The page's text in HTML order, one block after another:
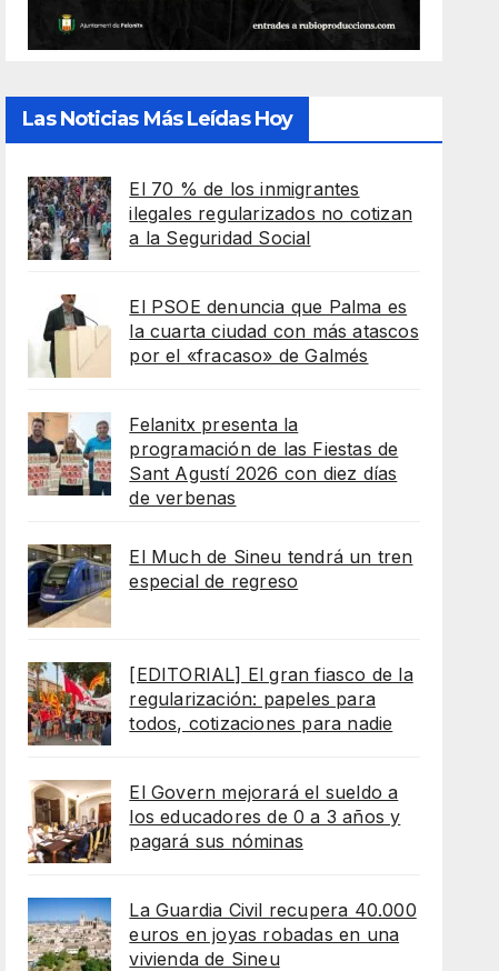
Las Noticias Más Leídas Hoy
El 70 % de los inmigrantes
ilegales regularizados no cotizan
a la Seguridad Social
El PSOE denuncia que Palma es
la cuarta ciudad con más atascos
por el «fracaso» de Galmés
Felanitx presenta la
programación de las Fiestas de
Sant Agustí 2026 con diez días
de verbenas
El Much de Sineu tendrá un tren
especial de regreso
[EDITORIAL] El gran fiasco de la
regularización: papeles para
todos, cotizaciones para nadie
El Govern mejorará el sueldo a
los educadores de 0 a 3 años y
pagará sus nóminas
La Guardia Civil recupera 40.000
euros en joyas robadas en una
vivienda de Sineu